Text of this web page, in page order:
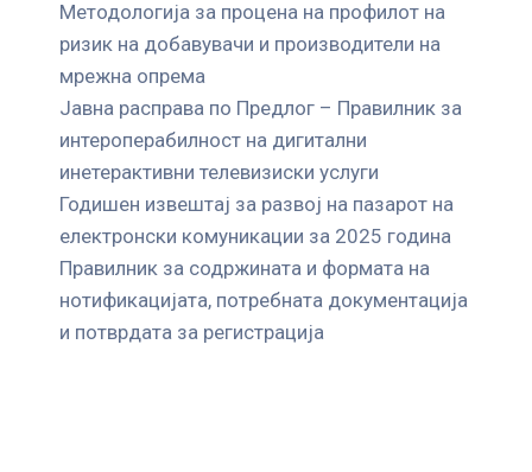
Mетодологија за процена на профилот на
ризик на добавувачи и производители на
мрежна опрема
Јавна расправа по Предлог – Правилник за
интероперабилност на дигитални
инетерактивни телевизиски услуги
Годишен извештај за развој на пазарот на
електронски комуникации за 2025 година
Правилник за содржината и формата на
нотификацијата, потребната документација
и потврдата за регистрација